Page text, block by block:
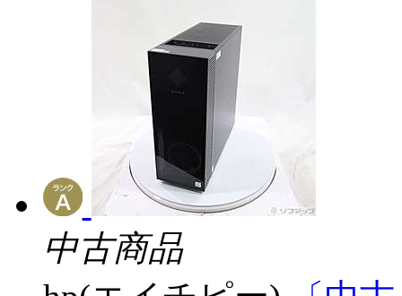
中古商品